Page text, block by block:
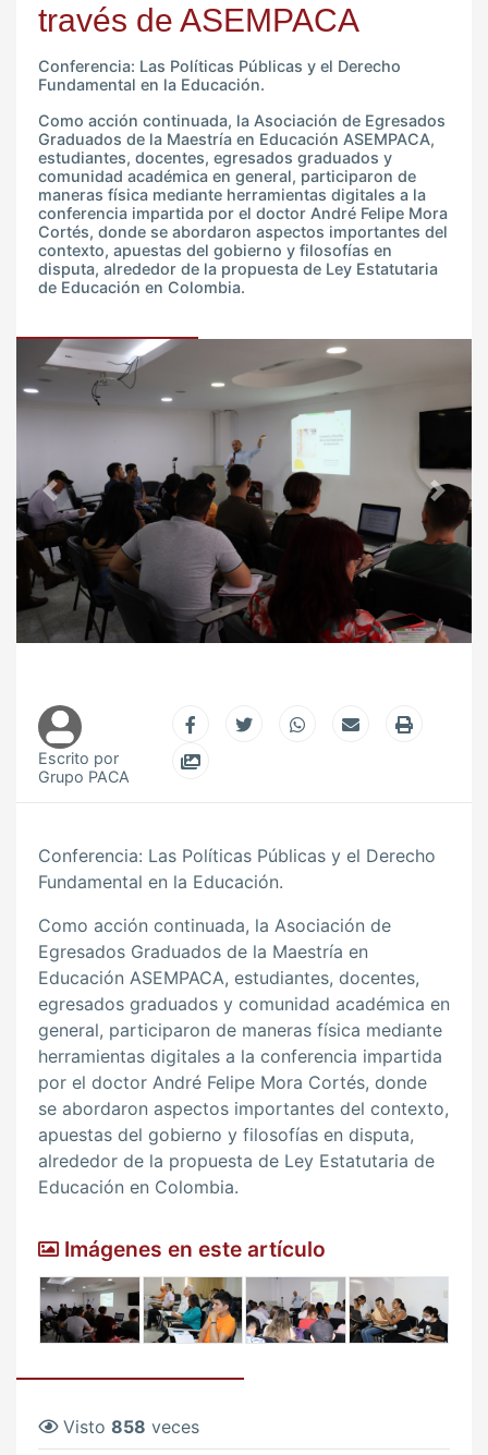
través de ASEMPACA
Conferencia: Las Políticas Públicas y el Derecho
Fundamental en la Educación.
Como acción continuada, la Asociación de Egresados
Graduados de la Maestría en Educación ASEMPACA,
estudiantes, docentes, egresados graduados y
comunidad académica en general, participaron de
maneras física mediante herramientas digitales a la
conferencia impartida por el doctor André Felipe Mora
Cortés, donde se abordaron aspectos importantes del
contexto, apuestas del gobierno y filosofías en
disputa, alrededor de la propuesta de Ley Estatutaria
de Educación en Colombia.
Previous Next
Escrito por
Grupo PACA
Conferencia: Las Políticas Públicas y el Derecho
Fundamental en la Educación.
Como acción continuada, la Asociación de
Egresados Graduados de la Maestría en
Educación ASEMPACA, estudiantes, docentes,
egresados graduados y comunidad académica en
general, participaron de maneras física mediante
herramientas digitales a la conferencia impartida
por el doctor André Felipe Mora Cortés, donde
se abordaron aspectos importantes del contexto,
apuestas del gobierno y filosofías en disputa,
alrededor de la propuesta de Ley Estatutaria de
Educación en Colombia.
Imágenes en este artículo
Visto 858 veces